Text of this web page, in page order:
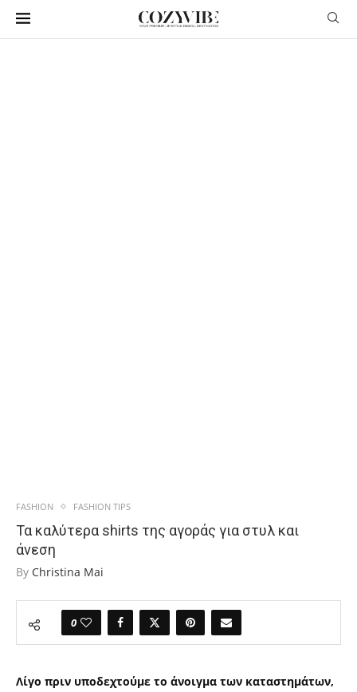
FASHION FASHION TIPS
Τα καλύτερα shirts της αγοράς για στυλ και
άνεση
By Christina Mai
0
Λίγο πριν υποδεχτούμε το άνοιγμα των καταστημάτων,